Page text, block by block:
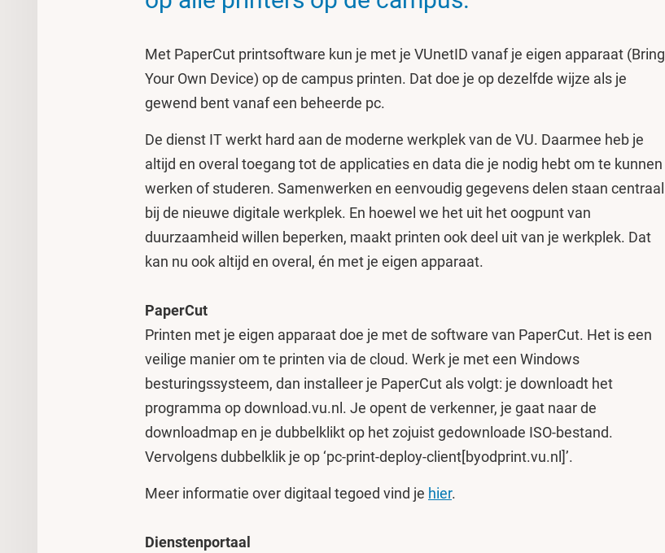
Met PaperCut printsoftware kun je met je VUnetID vanaf je eigen apparaat (Bring
Your Own Device) op de campus printen. Dat doe je op dezelfde wijze als je
gewend bent vanaf een beheerde pc.
De dienst IT werkt hard aan de moderne werkplek van de VU. Daarmee heb je
altijd en overal toegang tot de applicaties en data die je nodig hebt om te kunnen
werken of studeren. Samenwerken en eenvoudig gegevens delen staan centraal
bij de nieuwe digitale werkplek. En hoewel we het uit het oogpunt van
duurzaamheid willen beperken, maakt printen ook deel uit van je werkplek. Dat
kan nu ook altijd en overal, én met je eigen apparaat.
PaperCut
Printen met je eigen apparaat doe je met de software van PaperCut. Het is een
veilige manier om te printen via de cloud. Werk je met een Windows
besturingssysteem, dan installeer je PaperCut als volgt: je downloadt het
programma op download.vu.nl. Je opent de verkenner, je gaat naar de
downloadmap en je dubbelklikt op het zojuist gedownloade ISO-bestand.
Vervolgens dubbelklik je op ‘pc-print-deploy-client[byodprint.vu.nl]’.
Meer informatie over digitaal tegoed vind je hier.
Dienstenportaal